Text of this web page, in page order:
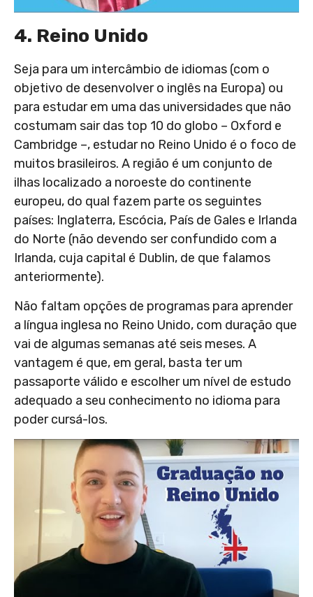
4. Reino Unido
Seja para um intercâmbio de idiomas (com o
objetivo de desenvolver o inglês na Europa) ou
para estudar em uma das universidades que não
costumam sair das top 10 do globo – Oxford e
Cambridge –, estudar no Reino Unido é o foco de
muitos brasileiros. A região é um conjunto de
ilhas localizado a noroeste do continente
europeu, do qual fazem parte os seguintes
países: Inglaterra, Escócia, País de Gales e Irlanda
do Norte (não devendo ser confundido com a
Irlanda, cuja capital é Dublin, de que falamos
anteriormente).
Não faltam opções de programas para aprender
a língua inglesa no Reino Unido, com duração que
vai de algumas semanas até seis meses. A
vantagem é que, em geral, basta ter um
passaporte válido e escolher um nível de estudo
adequado a seu conhecimento no idioma para
poder cursá-los.